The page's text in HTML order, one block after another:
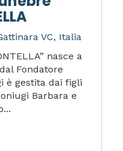
VC, Italia
nasce a
Fondatore
è gestita dai figli
Barbara e